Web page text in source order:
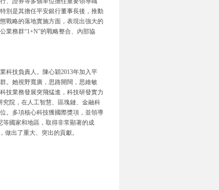
別是其擔任平安銀行董事長後，推動
戰略的落地實施方面，表現出強大的
業務群“1+N”的戰略整合、內部協
科技負責人。陳心穎2013年加入平
。她視野寬廣，思路開闊，思維敏
技業務發展突飛猛進，科技研發實力
究院，在人工智慧、區塊鏈、金融科
。多項核心科技獲國際獎項，並領導
等國家和地區，取得非常顯著的成
出了重大、突出的貢獻。